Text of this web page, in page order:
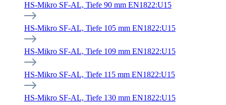
HS-Mikro SF-AL, Tiefe 90 mm EN1822:U15
HS-Mikro SF-AL, Tiefe 105 mm EN1822:U15
HS-Mikro SF-AL, Tiefe 109 mm EN1822:U15
HS-Mikro SF-AL, Tiefe 115 mm EN1822:U15
HS-Mikro SF-AL, Tiefe 130 mm EN1822:U15